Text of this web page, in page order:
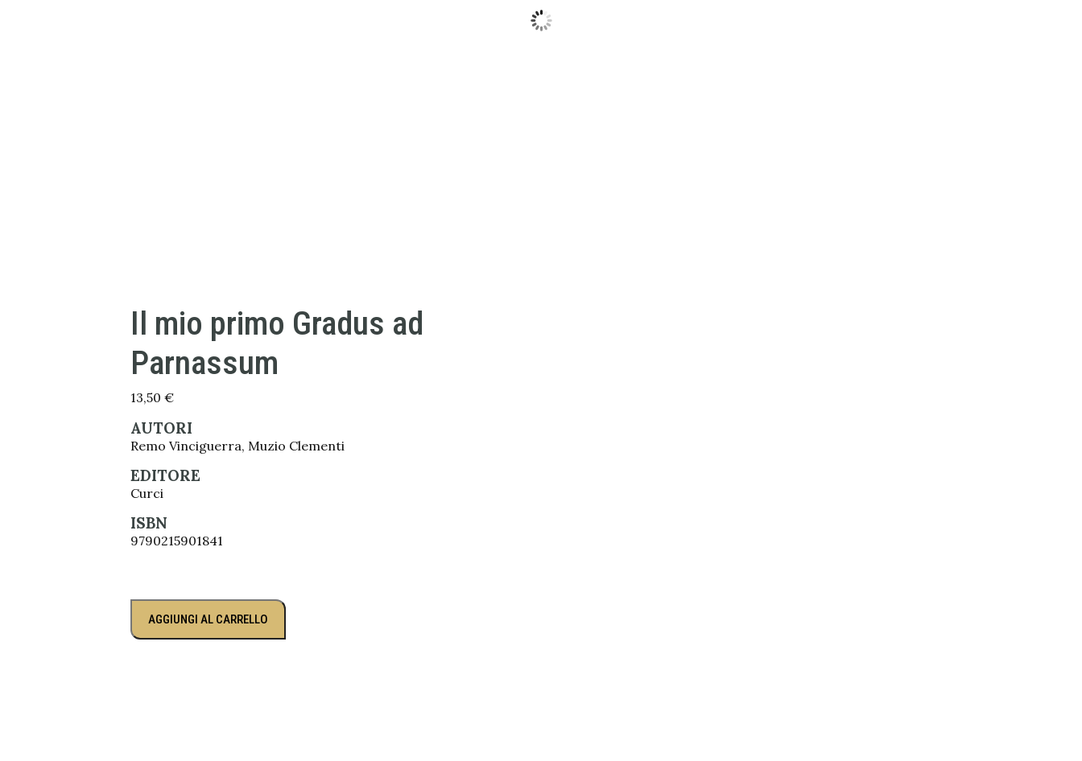
Il mio primo Gradus ad
Parnassum
13,50 €
AUTORI
Remo Vinciguerra, Muzio Clementi
EDITORE
Curci
ISBN
9790215901841
AGGIUNGI AL CARRELLO